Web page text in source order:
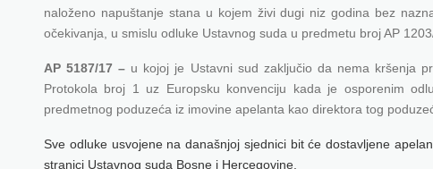
naloženo napuštanje stana u kojem živi dugi niz godina bez
očekivanja, u smislu odluke Ustavnog suda u predmetu broj AP
AP 5187/17 – u kojoj je Ustavni sud zaključio da nema kršenja
Protokola broj 1 uz Europsku konvenciju kada je osporenim
predmetnog poduzeća iz imovine apelanta kao direktora tog
Sve odluke usvojene na današnjoj sjednici bit će dostavljene
stranici Ustavnog suda Bosne i Hercegovine.